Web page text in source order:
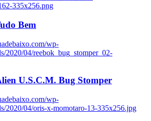
335x256.png
Bem
wp-
2020/04/reebok_bug_stomper_02-
U.S.C.M. Bug Stomper
wp-
2020/04/oris-x-momotaro-13-335x256.jpg